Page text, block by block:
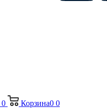
0 Корзина0 0